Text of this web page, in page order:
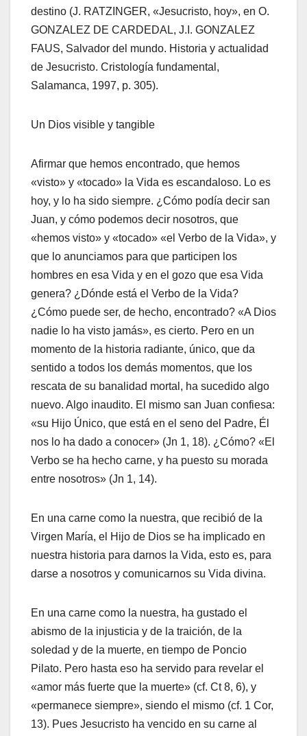
destino (J. RATZINGER, «Jesucristo, hoy», en O.
GONZALEZ DE CARDEDAL, J.I. GONZALEZ
FAUS, Salvador del mundo. Historia y actualidad
de Jesucristo. Cristología fundamental,
Salamanca, 1997, p. 305).
Un Dios visible y tangible
Afirmar que hemos encontrado, que hemos
«visto» y «tocado» la Vida es escandaloso. Lo es
hoy, y lo ha sido siempre. ¿Cómo podía decir san
Juan, y cómo podemos decir nosotros, que
«hemos visto» y «tocado» «el Verbo de la Vida», y
que lo anunciamos para que participen los
hombres en esa Vida y en el gozo que esa Vida
genera? ¿Dónde está el Verbo de la Vida?
¿Cómo puede ser, de hecho, encontrado? «A Dios
nadie lo ha visto jamás», es cierto. Pero en un
momento de la historia radiante, único, que da
sentido a todos los demás momentos, que los
rescata de su banalidad mortal, ha sucedido algo
nuevo. Algo inaudito. El mismo san Juan confiesa:
«su Hijo Único, que está en el seno del Padre, Él
nos lo ha dado a conocer» (Jn 1, 18). ¿Cómo? «El
Verbo se ha hecho carne, y ha puesto su morada
entre nosotros» (Jn 1, 14).
En una carne como la nuestra, que recibió de la
Virgen María, el Hijo de Dios se ha implicado en
nuestra historia para darnos la Vida, esto es, para
darse a nosotros y comunicarnos su Vida divina.
En una carne como la nuestra, ha gustado el
abismo de la injusticia y de la traición, de la
soledad y de la muerte, en tiempo de Poncio
Pilato. Pero hasta eso ha servido para revelar el
«amor más fuerte que la muerte» (cf. Ct 8, 6), y
«permanece siempre», siendo el mismo (cf. 1 Cor,
13). Pues Jesucristo ha vencido en su carne al